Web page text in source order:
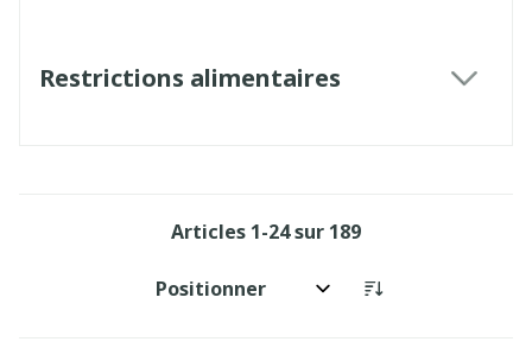
Restrictions alimentaires
Articles 1-24sur 189
Trier par: